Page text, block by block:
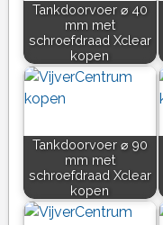
Tankdoorvoer ⌀ 40
mm met
schroefdraad Xclear
kopen
Tankdoorvoer ⌀ 90
mm met
schroefdraad Xclear
kopen